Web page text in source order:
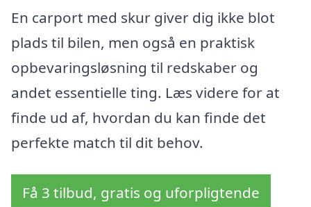
En carport med skur giver dig ikke blot
plads til bilen, men også en praktisk
opbevaringsløsning til redskaber og
andet essentielle ting. Læs videre for at
finde ud af, hvordan du kan finde det
perfekte match til dit behov.
Få 3 tilbud, gratis og uforpligtende